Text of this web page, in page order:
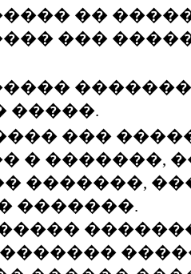
��
���
�����.
���
� �������,
�������,
�������.